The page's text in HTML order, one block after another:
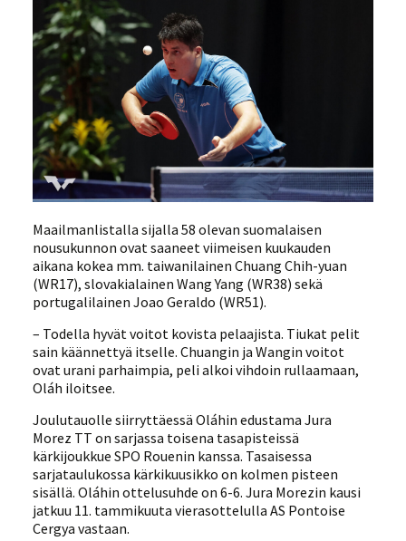
Maailmanlistalla sijalla 58 olevan suomalaisen
nousukunnon ovat saaneet viimeisen kuukauden
aikana kokea mm. taiwanilainen Chuang Chih-yuan
(WR17), slovakialainen Wang Yang (WR38) sekä
portugalilainen Joao Geraldo (WR51).
– Todella hyvät voitot kovista pelaajista. Tiukat pelit
sain käännettyä itselle. Chuangin ja Wangin voitot
ovat urani parhaimpia, peli alkoi vihdoin rullaamaan,
Oláh iloitsee.
Joulutauolle siirryttäessä Oláhin edustama Jura
Morez TT on sarjassa toisena tasapisteissä
kärkijoukkue SPO Rouenin kanssa. Tasaisessa
sarjataulukossa kärkikuusikko on kolmen pisteen
sisällä. Oláhin ottelusuhde on 6-6. Jura Morezin kausi
jatkuu 11. tammikuuta vierasottelulla AS Pontoise
Cergya vastaan.